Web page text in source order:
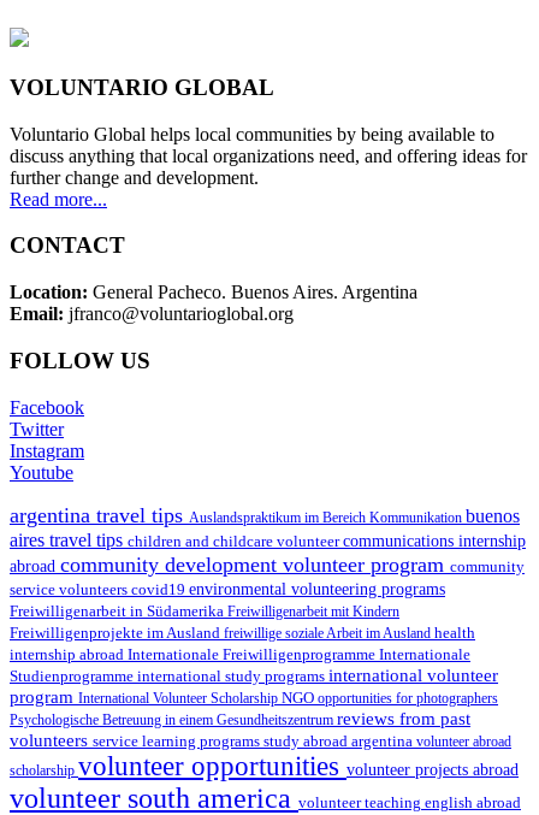
VOLUNTARIO GLOBAL
Voluntario Global helps local communities by being available to
discuss anything that local organizations need, and offering ideas for
further change and development.
Read more...
CONTACT
Location: General Pacheco. Buenos Aires. Argentina
Email: jfranco@voluntarioglobal.org
FOLLOW US
Facebook
Twitter
Instagram
Youtube
argentina travel tips Auslandspraktikum im Bereich Kommunikation buenos
aires travel tips children and childcare volunteercommunications internship
abroad community development volunteer program community
service volunteers covid19 environmental volunteering programs
Freiwilligenarbeit in Südamerika Freiwilligenarbeit mit Kindern
Freiwilligenprojekte im Ausland freiwillige soziale Arbeit im Ausland health
internship abroad Internationale Freiwilligenprogramme Internationale
Studienprogramme international study programs international volunteer
program International Volunteer Scholarship NGO opportunities for photographers
Psychologische Betreuung in einem Gesundheitszentrum reviews from past
volunteers service learning programs study abroad argentina volunteer abroad
scholarship volunteer opportunities volunteer projects abroad
volunteer south america volunteer teaching english abroad